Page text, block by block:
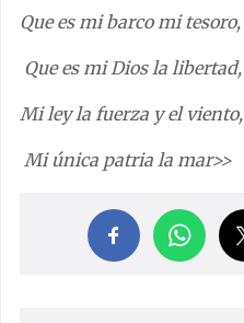
Que es mi barco mi tesoro,
Que es mi Dios la libertad,
Mi ley la fuerza y el viento,
Mi única patria la mar>>